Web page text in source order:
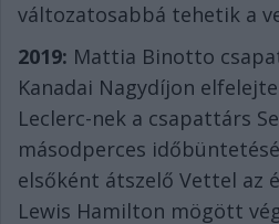
változatosabbá tehetik a
2019: Mattia Binotto
Kanadai Nagydíjon
Leclerc-nek a csapattárs
másodperces
elsőként átszelő Vettel az
Lewis Hamilton mögött